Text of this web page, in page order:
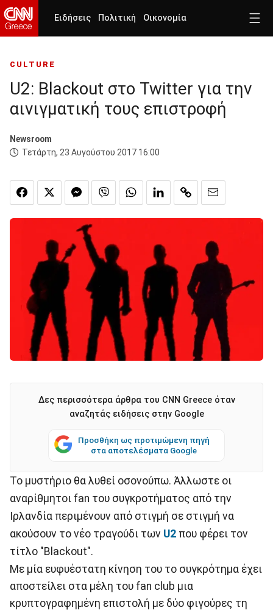
Ειδήσεις Πολιτική Οικονομία
CULTURE
U2: Blackout στο Twitter για την
αινιγματική τους επιστροφή
Newsroom
Τετάρτη, 23 Αυγούστου 2017 16:00
Δες περισσότερα άρθρα του CNN Greece όταν
αναζητάς ειδήσεις στην Google
Προσθήκη ως προτιμώμενη πηγή
στα αποτελέσματα Google
Το μυστήριο θα λυθεί οσονούπω. Άλλωστε οι
αναρίθμητοι fan του συγκροτήματος από την
Ιρλανδία περιμένουν από στιγμή σε στιγμή να
ακούσουν το νέο τραγούδι των U2 που φέρει τον
τίτλο "Blackout".
Με μία ευφυέστατη κίνηση του το συγκρότημα έχει
αποστείλει στα μέλη του fan club μια
κρυπτογραφημένη επιστολή με δύο φιγούρες τη